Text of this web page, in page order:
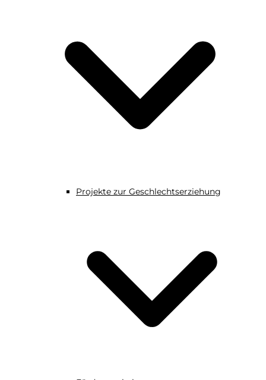
Projekte zur Geschlechtserziehung